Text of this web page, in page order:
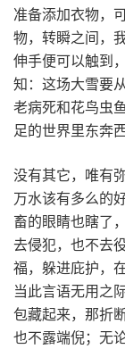
准备添加衣物，
物，转瞬之间，
伸手便可以触到
知：这场大雪要
老病死和花鸟虫
足的世界里东奔
没有其它，唯有
万水该有多么的
畜的眼睛也瞎了
去侵犯，也不去
福，躲进庇护，
当此言语无用之
包藏起来，那折
也不露端倪；无